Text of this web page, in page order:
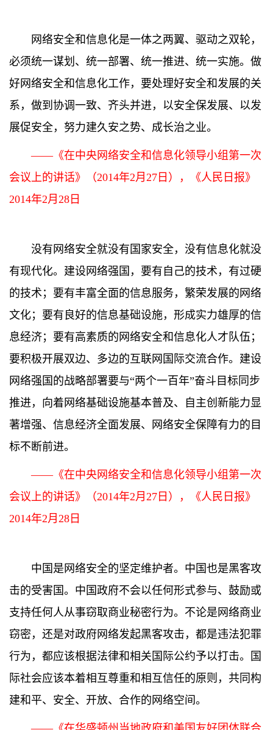
网络安全和信息化是一体之两翼、驱动之双轮，
必须统一谋划、统一部署、统一推进、统一实施。做
好网络安全和信息化工作，要处理好安全和发展的关
系，做到协调一致、齐头并进，以安全保发展、以发
展促安全，努力建久安之势、成长治之业。
——《在中央网络安全和信息化领导小组第一次
会议上的讲话》（2014年2月27日），《人民日报》
2014年2月28日
没有网络安全就没有国家安全，没有信息化就没
有现代化。建设网络强国，要有自己的技术，有过硬
的技术；要有丰富全面的信息服务，繁荣发展的网络
文化；要有良好的信息基础设施，形成实力雄厚的信
息经济；要有高素质的网络安全和信息化人才队伍；
要积极开展双边、多边的互联网国际交流合作。建设
网络强国的战略部署要与“两个一百年”奋斗目标同步
推进，向着网络基础设施基本普及、自主创新能力显
著增强、信息经济全面发展、网络安全保障有力的目
标不断前进。
——《在中央网络安全和信息化领导小组第一次
会议上的讲话》（2014年2月27日），《人民日报》
2014年2月28日
中国是网络安全的坚定维护者。中国也是黑客攻
击的受害国。中国政府不会以任何形式参与、鼓励或
支持任何人从事窃取商业秘密行为。不论是网络商业
窃密，还是对政府网络发起黑客攻击，都是违法犯罪
行为，都应该根据法律和相关国际公约予以打击。国
际社会应该本着相互尊重和相互信任的原则，共同构
建和平、安全、开放、合作的网络空间。